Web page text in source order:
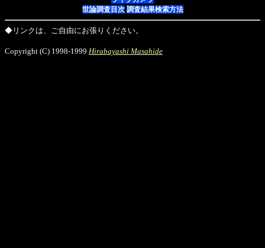
世論調査目次 調査結果検索方法
◆リンクは、ご自由にお張りください。
Copyright (C) 1998-1999 Hirabayashi Masahide